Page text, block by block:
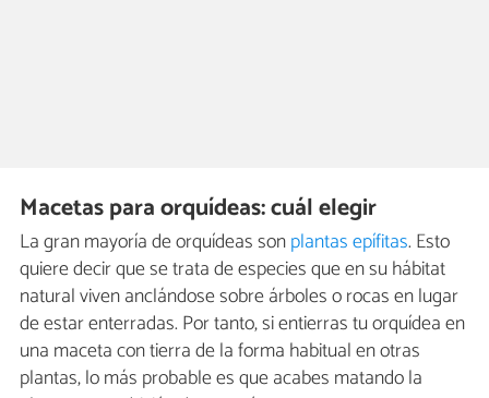
Macetas para orquídeas: cuál elegir
La gran mayoría de orquídeas sonplantas epífitas. Esto
quiere decir que se trata de especies que en su hábitat
natural viven anclándose sobre árboles o rocas en lugar
de estar enterradas. Por tanto, si entierras tu orquídea en
una maceta con tierra de la forma habitual en otras
plantas, lo más probable es que acabes matando la